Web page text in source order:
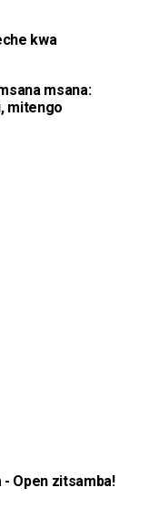
kwa
msana:
mitengo
- Open zitsamba!